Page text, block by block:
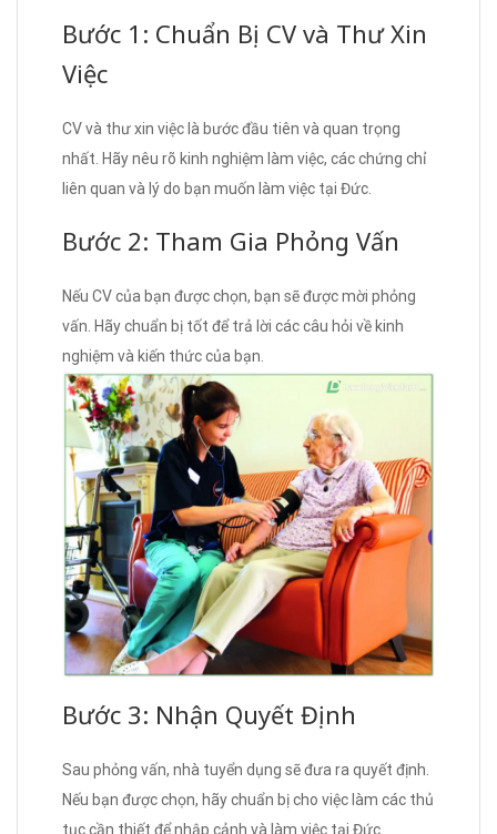
Bước 1: Chuẩn Bị CV và Thư Xin
Việc
CV và thư xin việc là bước đầu tiên và quan trọng
nhất. Hãy nêu rõ kinh nghiệm làm việc, các chứng chỉ
liên quan và lý do bạn muốn làm việc tại Đức.
Bước 2: Tham Gia Phỏng Vấn
Nếu CV của bạn được chọn, bạn sẽ được mời phỏng
vấn. Hãy chuẩn bị tốt để trả lời các câu hỏi về kinh
nghiệm và kiến thức của bạn.
Bước 3: Nhận Quyết Định
Sau phỏng vấn, nhà tuyển dụng sẽ đưa ra quyết định.
Nếu bạn được chọn, hãy chuẩn bị cho việc làm các thủ
tục cần thiết để nhập cảnh và làm việc tại Đức.